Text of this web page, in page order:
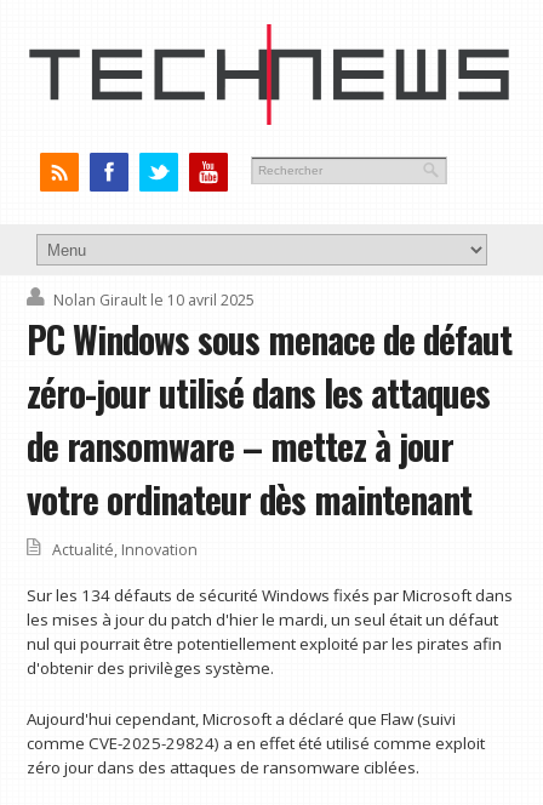
Nolan Girault le 10 avril 2025
PC Windows sous menace de défaut
zéro-jour utilisé dans les attaques
de ransomware – mettez à jour
votre ordinateur dès maintenant
Actualité, Innovation
Sur les 134 défauts de sécurité Windows fixés par Microsoft dans
les mises à jour du patch d'hier le mardi, un seul était un défaut
nul qui pourrait être potentiellement exploité par les pirates afin
d'obtenir des privilèges système.
Aujourd'hui cependant, Microsoft a déclaré que Flaw (suivi
comme CVE-2025-29824) a en effet été utilisé comme exploit
zéro jour dans des attaques de ransomware ciblées.